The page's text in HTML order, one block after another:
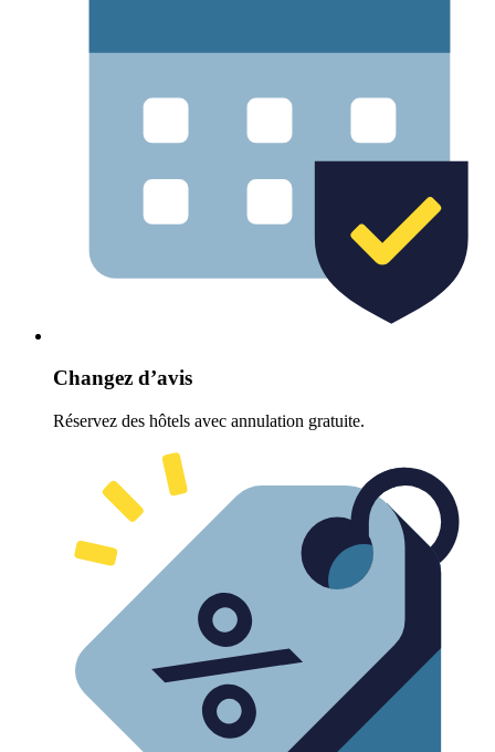
Changez d’avis
Réservez des hôtels avec annulation gratuite.